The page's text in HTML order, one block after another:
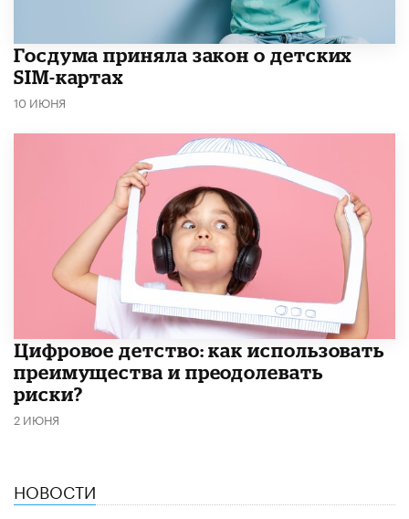
Госдума приняла закон о детских
SIM-картах
10 ИЮНЯ
​Цифровое детство: как использовать
преимущества и преодолевать
риски?
2 ИЮНЯ
НОВОСТИ